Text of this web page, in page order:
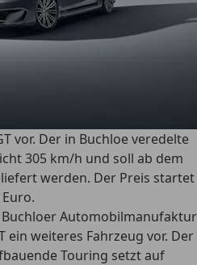
vor. Der in Buchloe veredelte
305 km/h und soll ab dem
werden. Der Preis startet
Automobilmanufaktur
ein weiteres Fahrzeug vor. Der
Touring setzt auf